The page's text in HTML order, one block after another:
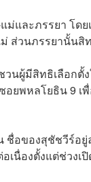
และภรรยา โด
ส่วนภรรยานั้นสิ
ผู้มีสิทธิเลือกตั้
ยพหลโยธิน 9 เ
อของสุชัชวีร์อ
เนื่องตั้งแต่ช่วงเ